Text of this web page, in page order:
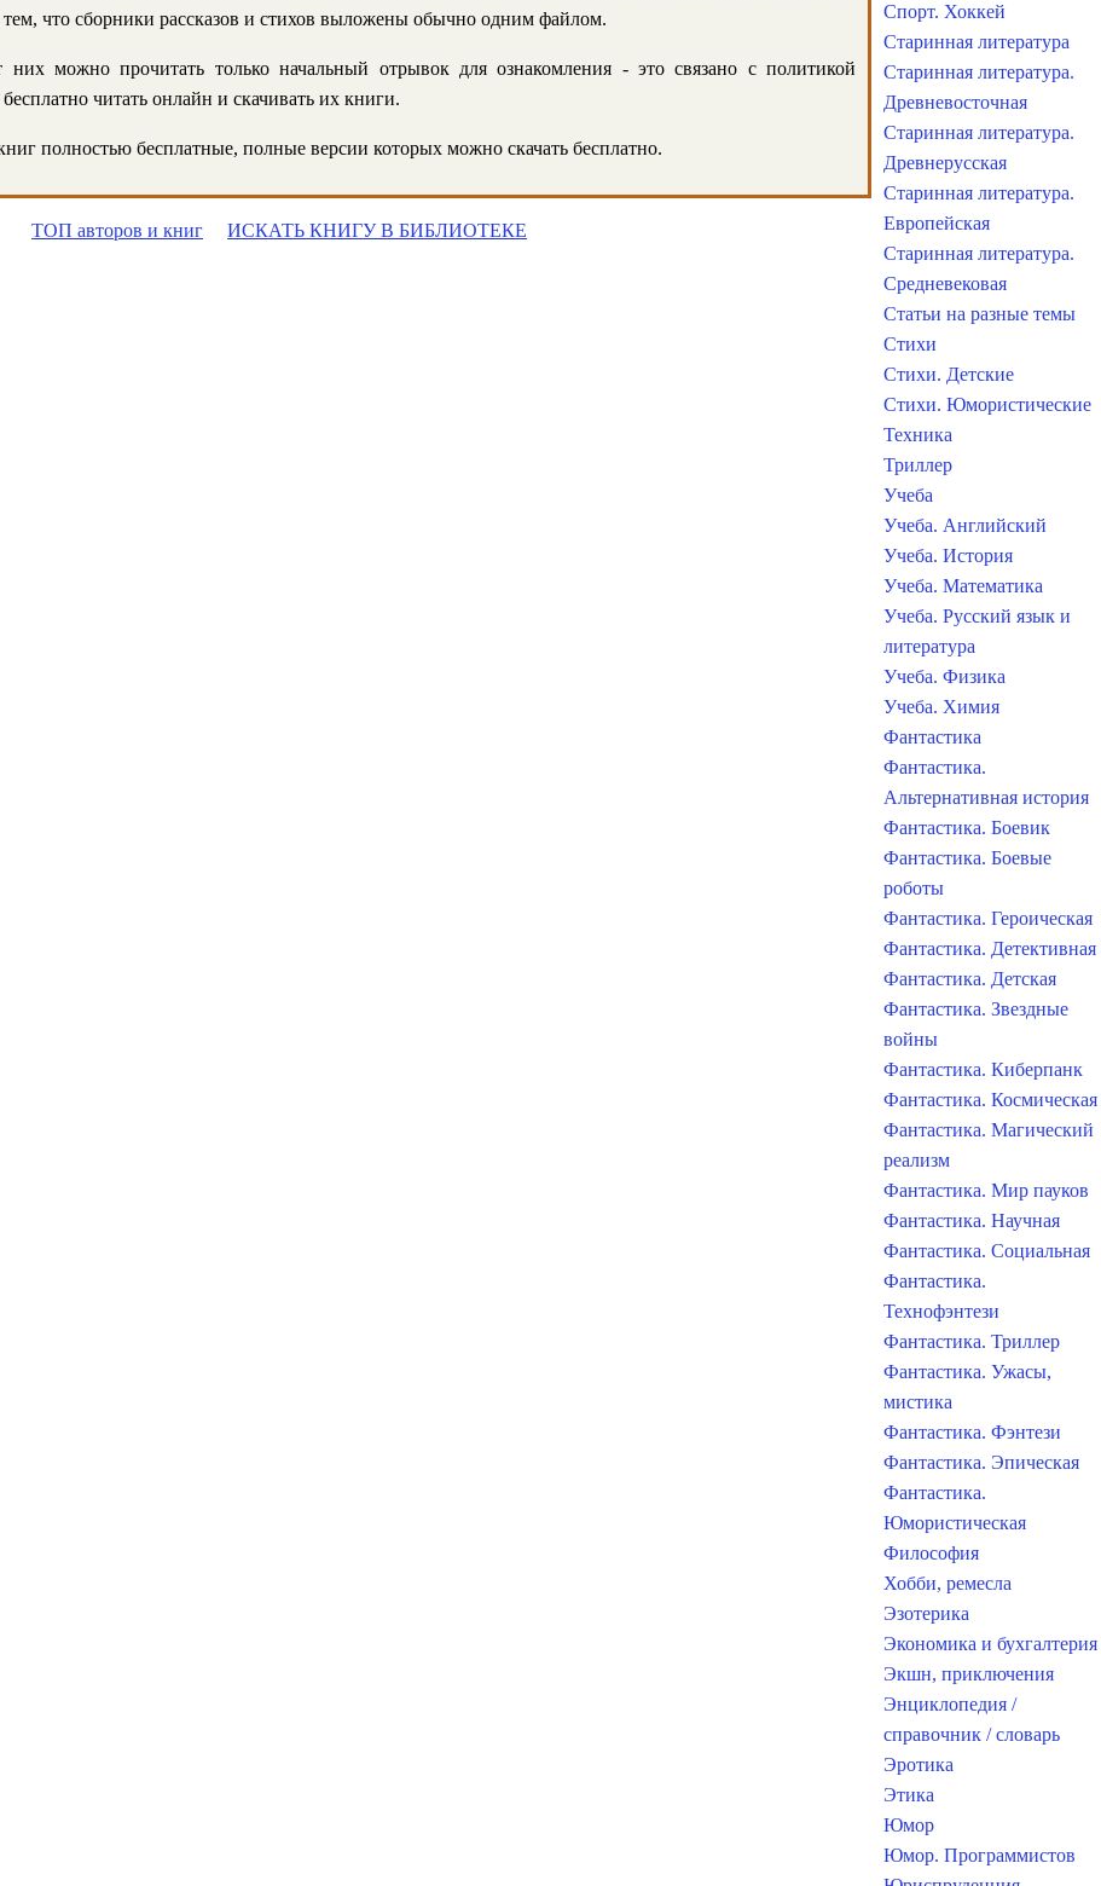
тем, что сборники рассказов и стихов выложены обычно одним файлом.
можно прочитать только начальный отрывок для ознакомления - это связано с политикой
читать онлайн и скачивать их книги.
полностью бесплатные, полные версии которых можно скачать бесплатно.
ТОП авторов и книг ИСКАТЬ КНИГУ В БИБЛИОТЕКЕ
Спорт. Хоккей
Старинная литература
Старинная литература.
Древневосточная
Старинная литература.
Древнерусская
Старинная литература.
Европейская
Старинная литература.
Средневековая
Статьи на разные темы
Стихи
Стихи. Детские
Стихи. Юмористические
Техника
Триллер
Учеба
Учеба. Английский
Учеба. История
Учеба. Математика
Учеба. Русский язык и
литература
Учеба. Физика
Учеба. Химия
Фантастика
Фантастика.
Альтернативная история
Фантастика. Боевик
Фантастика. Боевые
роботы
Фантастика. Героическая
Фантастика. Детективная
Фантастика. Детская
Фантастика. Звездные
войны
Фантастика. Киберпанк
Фантастика. Космическая
Фантастика. Магический
реализм
Фантастика. Мир пауков
Фантастика. Научная
Фантастика. Социальная
Фантастика.
Технофэнтези
Фантастика. Триллер
Фантастика. Ужасы,
мистика
Фантастика. Фэнтези
Фантастика. Эпическая
Фантастика.
Юмористическая
Философия
Хобби, ремесла
Эзотерика
Экономика и бухгалтерия
Экшн, приключения
Энциклопедия /
справочник / словарь
Эротика
Этика
Юмор
Юмор. Программистов